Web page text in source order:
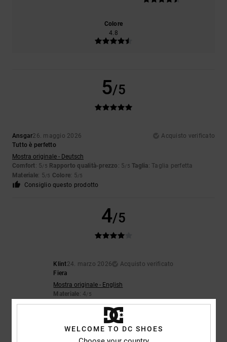
Colore
4.8
5/5
Ansgar26. maggio 2026
Acquisto verificato
Tutto è perfetto
Mostra originale - Deutsch
Comfort: 5/5 Rapporto qualità-prezzo : 5/5 Taglia: Taglia perfetta
Materiale: 5/5 Colore: 5/5
Consiglio questo prodotto
4/5
Klint24. marzo 2026
Acquisto verificato
Fiera
Mostra originale - English
Materiale: 4/5
Consiglio questo prodotto
3/5
WELCOME TO DC SHOES